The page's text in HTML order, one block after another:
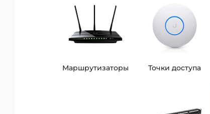
Маршрутизаторы Точки доступа